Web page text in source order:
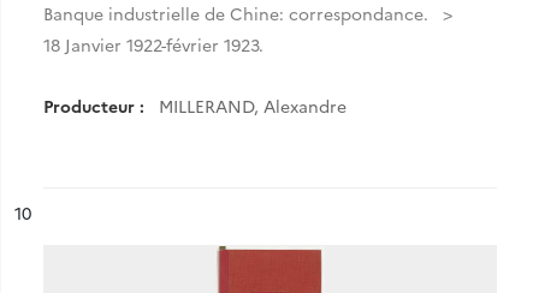
Banque industrielle de Chine: correspondance.
18 Janvier 1922-février 1923.
Producteur : MILLERAND, Alexandre
n°
10